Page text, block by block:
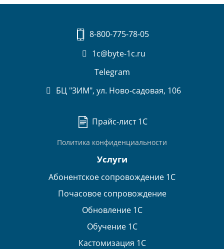
8-800-775-78-05
1c@byte-1c.ru
Telegram
БЦ "ЗИМ", ул. Ново-садовая, 106
Прайс-лист 1С
Политика конфиденциальности
Услуги
Абонентское сопровождение 1С
Почасовое сопровождение
Обновление 1С
Обучение 1С
Кастомизация 1С